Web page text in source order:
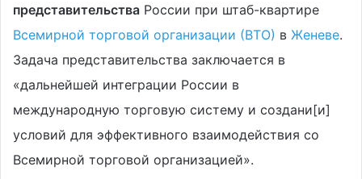
представительства России при штаб-квартире
Всемирной торговой организации (ВТО) в Женеве.
Задача представительства заключается в
«дальнейшей интеграции России в
международную торговую систему и создани[и]
условий для эффективного взаимодействия со
Всемирной торговой организацией».